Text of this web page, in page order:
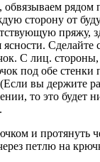
рядом
сторону от
пряжу,
ясности.
С лиц. стороны,
под обе стенки
вы держите
то это будет
и протянуть
петлю на